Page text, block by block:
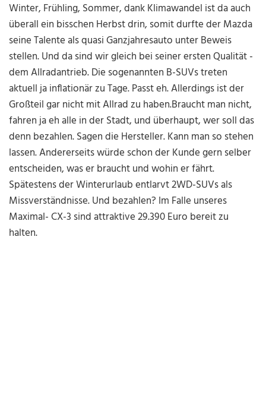
Winter, Frühling, Sommer, dank Klimawandel ist da auch
überall ein bisschen Herbst drin, somit durfte der Mazda
seine Talente als quasi Ganzjahresauto unter Beweis
stellen. Und da sind wir gleich bei seiner ersten Qualität -
dem Allradantrieb. Die sogenannten B-SUVs treten
aktuell ja inflationär zu Tage. Passt eh. Allerdings ist der
Großteil gar nicht mit Allrad zu haben.Braucht man nicht,
fahren ja eh alle in der Stadt, und überhaupt, wer soll das
denn bezahlen. Sagen die Hersteller. Kann man so stehen
lassen. Andererseits würde schon der Kunde gern selber
entscheiden, was er braucht und wohin er fährt.
Spätestens der Winterurlaub entlarvt 2WD-SUVs als
Missverständnisse. Und bezahlen? Im Falle unseres
Maximal- CX-3 sind attraktive 29.390 Euro bereit zu
halten.